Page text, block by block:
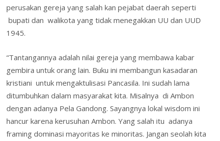
perusakan gereja yang salah kan pejabat daerah seperti
bupati dan walikota yang tidak menegakkan UU dan UUD
1945.
“Tantangannya adalah nilai gereja yang membawa kabar
gembira untuk orang lain. Buku ini membangun kasadaran
kristiani untuk mengaktulisasi Pancasila. Ini sudah lama
ditumbuhkan dalam masyarakat kita. Misalnya di Ambon
dengan adanya Pela Gandong. Sayangnya lokal wisdom ini
hancur karena kerusuhan Ambon. Yang salah itu adanya
framing dominasi mayoritas ke minoritas. Jangan seolah kita